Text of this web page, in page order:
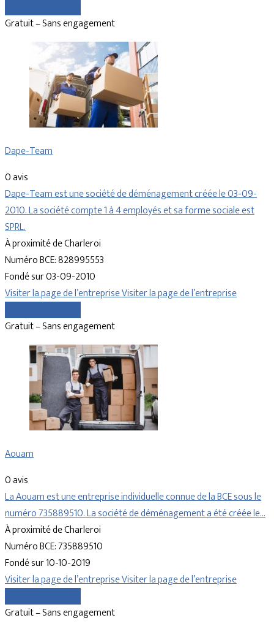
Gratuit – Sans engagement
Dape-Team
0 avis
Dape-Team est une société de déménagement créée le 03-09-
2010. La société compte 1 à 4 employés et sa forme sociale est
SPRL.
À proximité de Charleroi
Numéro BCE: 828995553
Fondé sur 03-09-2010
Visiter la page de l’entrepriseVisiter la page de l’entreprise
Gratuit – Sans engagement
Aouam
0 avis
La Aouam est une entreprise individuelle connue de la BCE sous le
numéro 735889510. La société de déménagement a été créée le…
À proximité de Charleroi
Numéro BCE: 735889510
Fondé sur 10-10-2019
Visiter la page de l’entrepriseVisiter la page de l’entreprise
Gratuit – Sans engagement